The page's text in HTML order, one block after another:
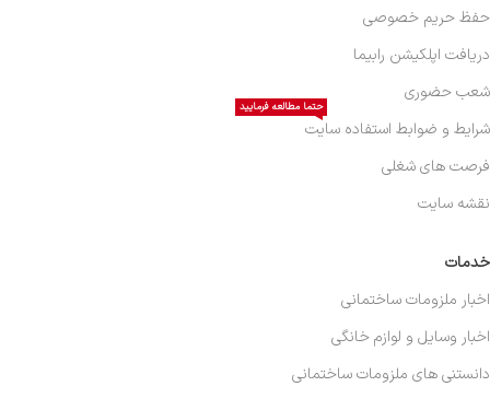
خدمات
اخبار ملزومات ساختمانی
اخبار وسایل و لوازم خانگی
دانستنی های ملزومات ساختمانی
حفظ حریم خصوصی
دریافت اپلکیشن رابیما
شعب حضوری
شرایط و ضوابط استفاده سایت
حتما مطالعه فرمایید
فرصت های شغلی
نقشه سایت